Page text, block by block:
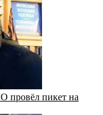
провёл пикет на